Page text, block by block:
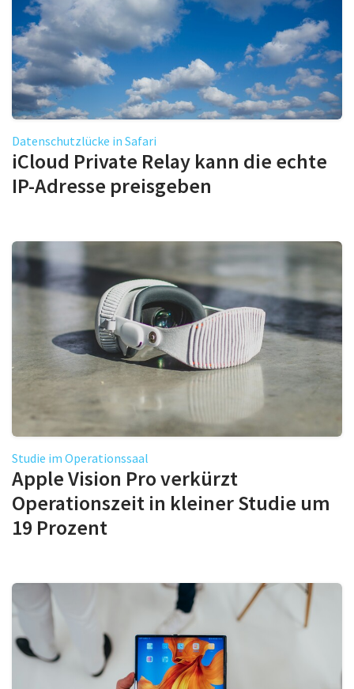
Datenschutzlücke in Safari
iCloud Private Relay kann die echte
IP-Adresse preisgeben
Studie im Operationssaal
Apple Vision Pro verkürzt
Operationszeit in kleiner Studie um
19 Prozent